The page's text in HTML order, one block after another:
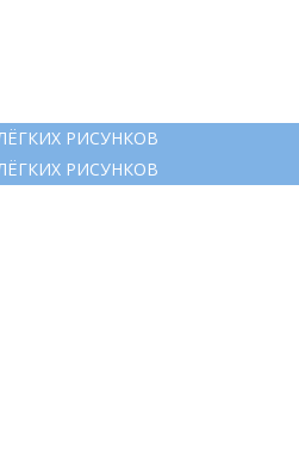
РИСУНКОВ
РИСУНКОВ